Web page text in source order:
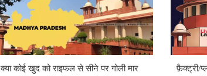
क्या कोई खुद को राइफल से सीने पर गोली मार
फ़ैक्ट्री/